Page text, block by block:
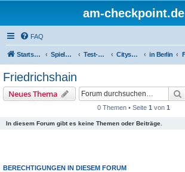
am-checkpoint.de
FAQ
Startseite Spielwiese / Testseiten Test-Galerie Cityspotting in Berlin
Friedrichshain
Neues Thema
0 Themen • Seite 1 von 1
In diesem Forum gibt es keine Themen oder Beiträge.
BERECHTIGUNGEN IN DIESEM FORUM